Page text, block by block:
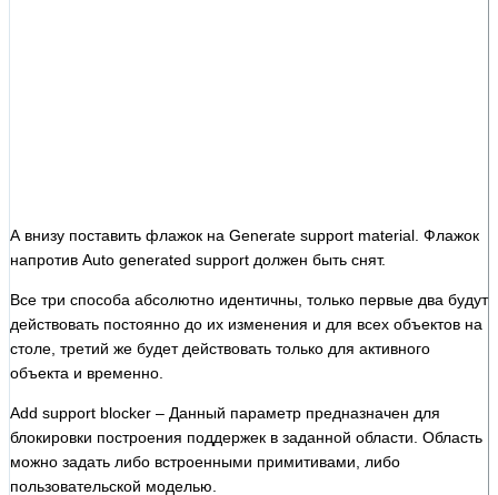
А внизу поставить флажок на Generate support material. Флажок
напротив Auto generated support должен быть снят.
Все три способа абсолютно идентичны, только первые два будут
действовать постоянно до их изменения и для всех объектов на
столе, третий же будет действовать только для активного
объекта и временно.
Add support blocker – Данный параметр предназначен для
блокировки построения поддержек в заданной области. Область
можно задать либо встроенными примитивами, либо
пользовательской моделью.